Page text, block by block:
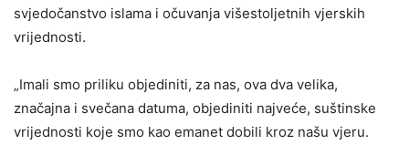
svjedočanstvo islama i očuvanja višestoljetnih vjerskih
vrijednosti.
„Imali smo priliku objediniti, za nas, ova dva velika,
značajna i svečana datuma, objediniti najveće, suštinske
vrijednosti koje smo kao emanet dobili kroz našu vjeru.